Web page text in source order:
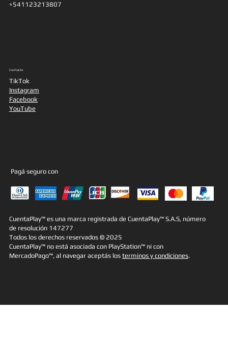
+541123213807
Contacto
TikTok
Instagram
Facebook
YouTube
Pagá seguro con
CuentaPlay™ es una marca registrada de CuentaPlay™ S.A.S, número
de resolución 147277
Todos los derechos reservados © 2025
CuentaPlay™ no está asociada con PlayStation™ ni con
MercadoPago™, al navegar aceptás los terminos y condiciones.